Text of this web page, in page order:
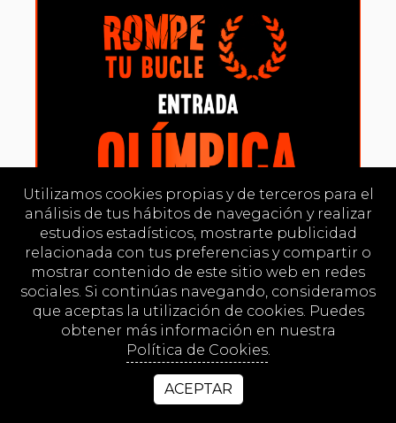
Utilizamos cookies propias y de terceros para el
análisis de tus hábitos de navegación y realizar
estudios estadísticos, mostrarte publicidad
relacionada con tus preferencias y compartir o
mostrar contenido de este sitio web en redes
sociales. Si continúas navegando, consideramos
que aceptas la utilización de cookies. Puedes
obtener más información en nuestra
Política de Cookies.
ACEPTAR